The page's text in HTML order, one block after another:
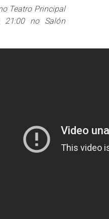
Teatro Principal
no Salón